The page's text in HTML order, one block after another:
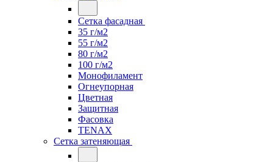
Сетка фасадная
35 г/м2
55 г/м2
80 г/м2
100 г/м2
Монофиламент
Огнеупорная
Цветная
Защитная
Фасовка
TENAX
Сетка затеняющая